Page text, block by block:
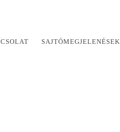
SAJTÓMEGJELENÉSEK